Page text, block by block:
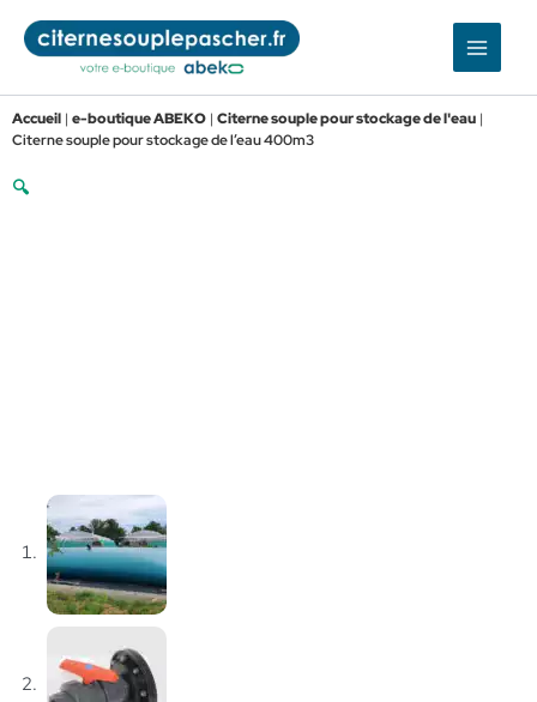
contenu
Accueil | e-boutique ABEKO | Citerne souple pour stockage de l'eau |
Citerne souple pour stockage de l’eau 400m3
🔍